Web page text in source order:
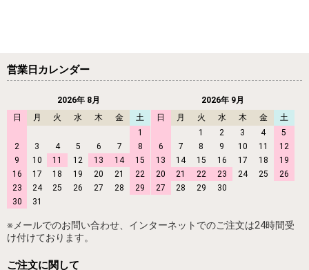
営業日カレンダー
2026年 8月
日
月 火 水 木 金
土
1
2
3 4 5 6 7
8
9
10 11 12 13 14
15
16
17 18 19 20 21
22
23
24 25 26 27 28
29
30
31
2026年 9月
日
月 火 水 木 金
土
1
2 3 4
5
6
7 8 9 10 11
12
13
14 15 16 17 18
19
20
21 22 23 24 25
26
27
28 29 30
※メールでのお問い合わせ、インターネットでのご注文は24時間受
け付けております。
ご注文に関して